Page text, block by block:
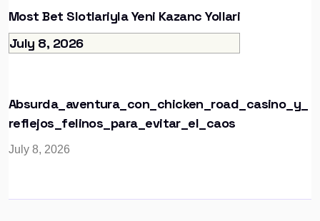
Most Bet Slotlariyla Yeni Kazanc Yollari
July 8, 2026
Absurda_aventura_con_chicken_road_casino_y_
Reflejos_felinos_para_evitar_el_caos
July 8, 2026